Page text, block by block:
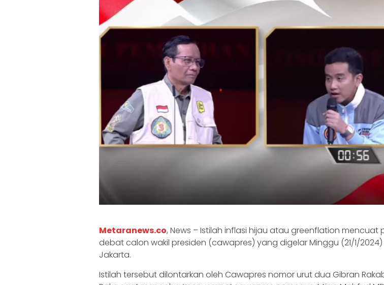
Metaranews.co, News – Istilah inflasi hijau atau greenflation mencuat
debat calon wakil presiden (cawapres) yang digelar Minggu (21/1/2024)
Jakarta.
Istilah tersebut dilontarkan oleh Cawapres nomor urut dua Gibran